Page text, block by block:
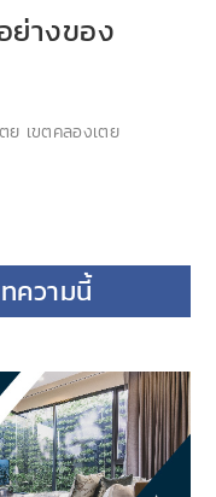
างของ
ย เขตคลองเตย